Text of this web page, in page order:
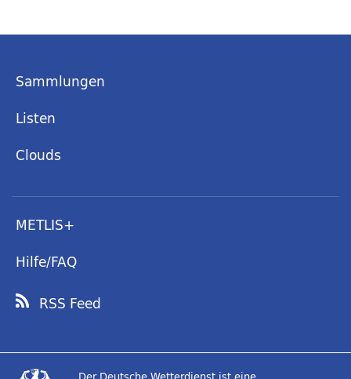
Sammlungen
Listen
Clouds
METLIS+
Hilfe/FAQ
RSS Feed